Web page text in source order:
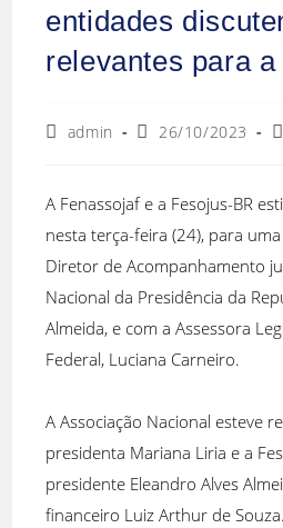
entidades
relevantes para
admin 26/10/2023
A Fenassojaf e a Fesojus-BR
nesta terça-feira (24), para
Diretor de Acompanhamento
Nacional da Presidência da
Almeida, e com a Assessora
Federal, Luciana Carneiro.
A Associação Nacional esteve
presidenta Mariana Liria e a
presidente Eleandro Alves
financeiro Luiz Arthur de